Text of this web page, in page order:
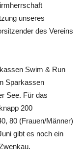
unseres
des Vereins
Swim & Run
Sparkassen
See. Für das
200
80 (Frauen/Männer)
gibt es noch ein